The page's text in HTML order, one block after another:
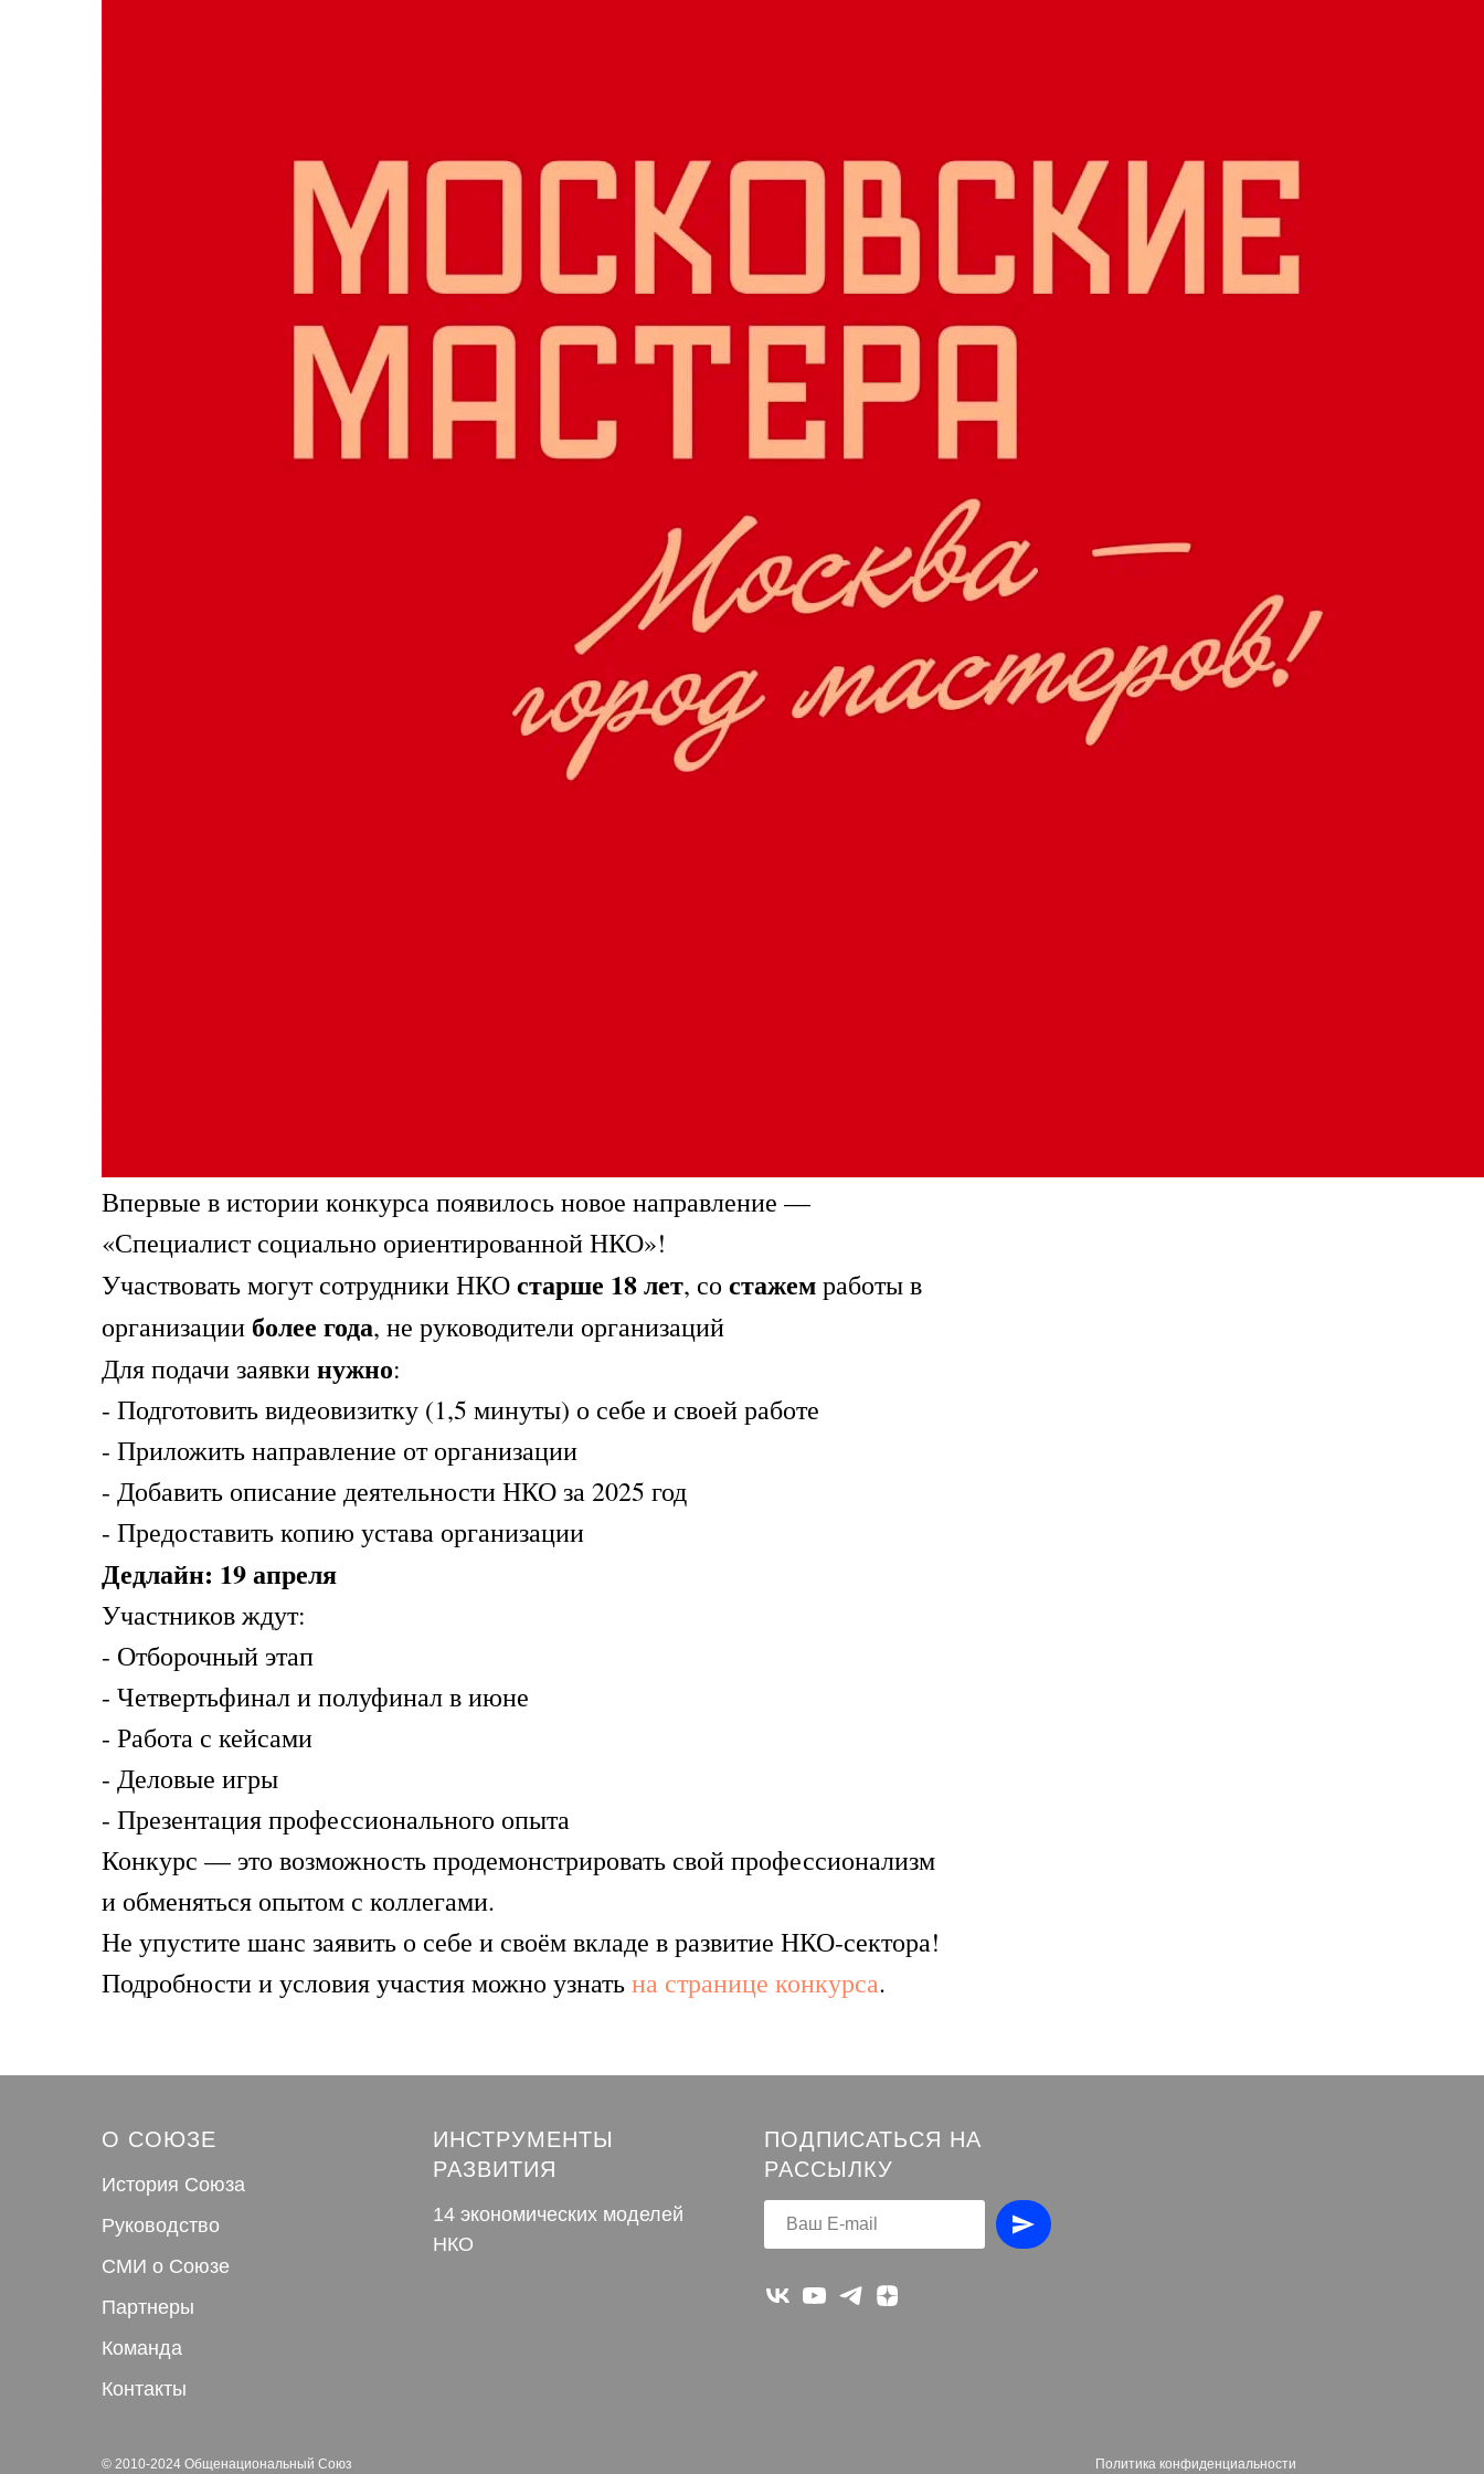
Впервые в истории конкурса появилось новое направление —
«Специалист социально ориентированной НКО»!
Участвовать могут сотрудники НКОстарше 18 лет, со стажемработы в
организации более года, не руководители организаций
Для подачи заявкинужно:
- Подготовить видеовизитку (1,5 минуты) о себе и своей работе
- Приложить направление от организации
- Добавить описание деятельности НКО за 2025 год
- Предоставить копию устава организации
Дедлайн: 19 апреля
Участников ждут:
- Отборочный этап
- Четвертьфинал и полуфинал в июне
- Работа с кейсами
- Деловые игры
- Презентация профессионального опыта
Конкурс — это возможность продемонстрировать свой профессионализм
и обменяться опытом с коллегами.
Не упустите шанс заявить о себе и своём вкладе в развитие НКО-сектора!
Подробности и условия участия можно узнатьна странице конкурса.
О СОЮЗЕ
История Союза
Руководство
СМИ о Союзе
Партнеры
Команда
Контакты
ИНСТРУМЕНТЫ
РАЗВИТИЯ
14 экономических моделей
НКО
ПОДПИСАТЬСЯ НА
РАССЫЛКУ
© 2010-2024 Общенациональный Союз Политика конфиденциальности